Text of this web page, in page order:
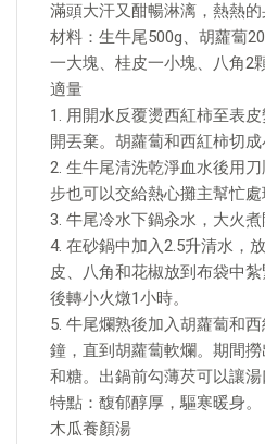
滿頭大汗又酣暢淋漓，熱熱的
材料：生牛尾500g、胡蘿蔔
一大塊、桂皮一小塊、八角2
適量
1. 用開水反覆燙西紅柿至表
開丟棄。胡蘿蔔和西紅柿切成
2. 生牛尾清洗乾淨血水後用
步也可以交給熱心攤主幫忙處
3. 牛尾冷水下鍋汆水，大火煮
4. 在砂鍋中加入2.5升清水，
皮、八角和花椒放到布袋中
後轉小火燉1小時。
5. 牛尾爛熟後加入胡蘿蔔和
鐘，直到胡蘿蔔軟爛。期間
和糖。出鍋前勾薄芡可以讓湯
特點：馥郁醇厚，驅寒暖身。
木瓜養顏湯